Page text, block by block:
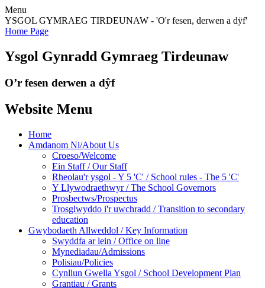
Menu
YSGOL GYMRAEG TIRDEUNAW - 'O'r fesen, derwen a dÿf'
Home Page
Ysgol Gynradd Gymraeg Tirdeunaw
O’r fesen derwen a dŷf
Website Menu
Home
Amdanom Ni/About Us
Croeso/Welcome
Ein Staff / Our Staff
Rheolau'r ysgol - Y 5 'C' / School rules - The 5 'C'
Y Llywodraethwyr / The School Governors
Prosbectws/Prospectus
Trosglwyddo i'r uwchradd / Transition to secondary
education
Gwybodaeth Allweddol / Key Information
Swyddfa ar lein / Office on line
Mynediadau/Admissions
Polisiau/Policies
Cynllun Gwella Ysgol / School Development Plan
Grantiau / Grants